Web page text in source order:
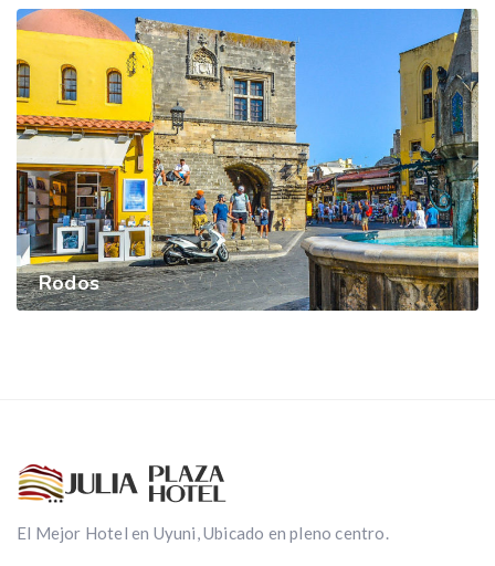
Rodos
El Mejor Hotel en Uyuni, Ubicado en pleno centro.